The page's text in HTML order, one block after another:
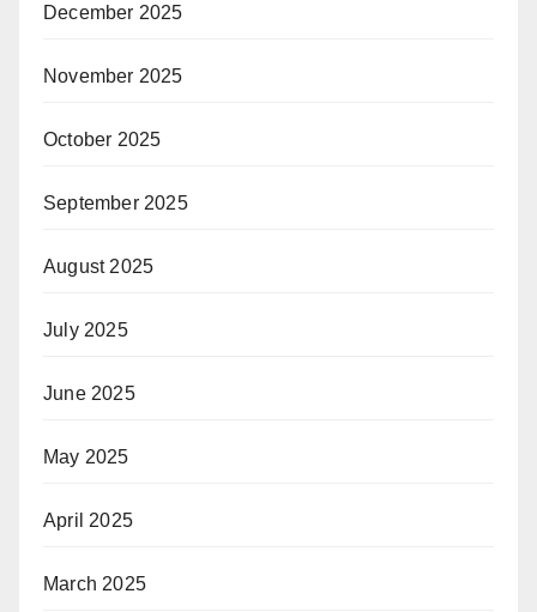
December 2025
November 2025
October 2025
September 2025
August 2025
July 2025
June 2025
May 2025
April 2025
March 2025